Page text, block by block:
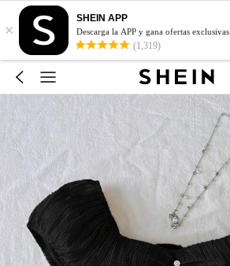
×
SHEIN APP
Descarga la APP y gana ofertas exclusivas
(1,319)